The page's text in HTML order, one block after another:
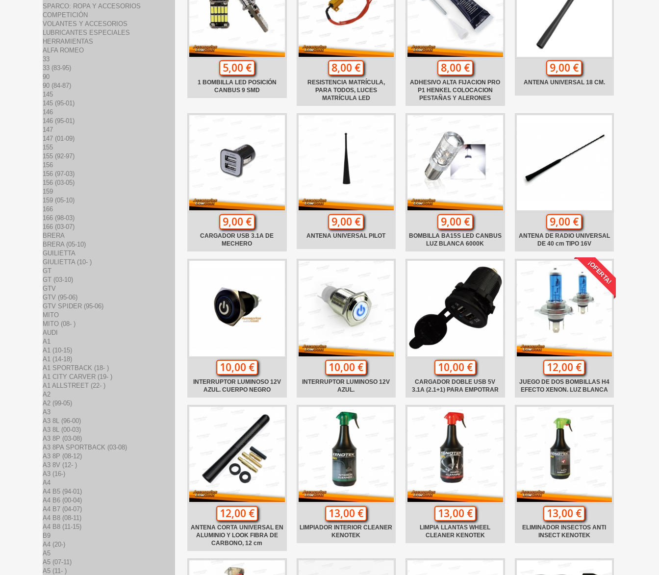
SPARCO: ROPA Y ACCESORIOS
COMPETICIÓN
VOLANTES Y ACCESORIOS
LUBRICANTES ESPECIALES
HERRAMIENTAS
ALFA ROMEO
33
33 (83-95)
90
90 (84-87)
145
145 (95-01)
146
146 (95-01)
147
147 (01-09)
155
155 (92-97)
156
156 (97-03)
156 (03-05)
159
159 (05-10)
166
166 (98-03)
166 (03-07)
BRERA
BRERA (05-10)
GUILIETTA
GIULIETTA (10- )
GT
GT (03-10)
GTV
GTV (95-06)
GTV SPIDER (95-06)
MITO
MITO (08- )
AUDI
A1
A1 (10-15)
A1 (14-18)
A1 SPORTBACK (18- )
A1 CITY CARVER (19- )
A1 ALLSTREET (22- )
A2
A2 (99-05)
A3
A3 8L (96-00)
A3 8L (00-03)
A3 8P (03-08)
A3 8PA SPORTBACK (03-08)
A3 8P (08-12)
A3 8V (12- )
A3 (16-)
A4
A4 B5 (94-01)
A4 B6 (00-04)
A4 B7 (04-07)
A4 B8 (08-11)
A4 B8 (11-15)
B9
A4 (20-)
A5
A5 (07-11)
A5 (11- )
5,00 €
1 BOMBILLA LED POSICIÓN
CANBUS 9 SMD
8,00 €
RESISTENCIA MATRÍCULA,
PARA TODOS, LUCES
MATRÍCULA LED
8,00 €
ADHESIVO ALTA FIJACION PRO
P1 HENKEL COLOCACION
PESTAÑAS Y ALERONES
9,00 €
ANTENA UNIVERSAL 18 CM.
9,00 €
CARGADOR USB 3.1A DE
MECHERO
9,00 €
ANTENA UNIVERSAL PILOT
9,00 €
BOMBILLA BA15S LED CANBUS
LUZ BLANCA 6000K
9,00 €
ANTENA DE RADIO UNIVERSAL
DE 40 cm TIPO 16V
10,00 €
INTERRUPTOR LUMINOSO 12V
AZUL. CUERPO NEGRO
10,00 €
INTERRUPTOR LUMINOSO 12V
AZUL.
10,00 €
CARGADOR DOBLE USB 5V
3.1A (2.1+1) PARA EMPOTRAR
¡OFERTA!
12,00 €
JUEGO DE DOS BOMBILLAS H4
EFECTO XENON. LUZ BLANCA
12,00 €
ANTENA CORTA UNIVERSAL EN
ALUMINIO Y LOOK FIBRA DE
CARBONO, 12 cm
13,00 €
LIMPIADOR INTERIOR CLEANER
KENOTEK
13,00 €
LIMPIA LLANTAS WHEEL
CLEANER KENOTEK
13,00 €
ELIMINADOR INSECTOS ANTI
INSECT KENOTEK